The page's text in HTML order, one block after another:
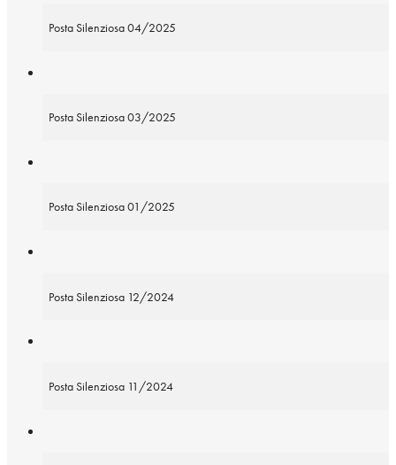
Posta Silenziosa 04/2025
Posta Silenziosa 03/2025
Posta Silenziosa 01/2025
Posta Silenziosa 12/2024
Posta Silenziosa 11/2024